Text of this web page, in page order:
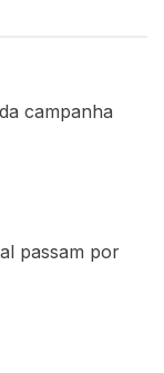
campanha
passam por